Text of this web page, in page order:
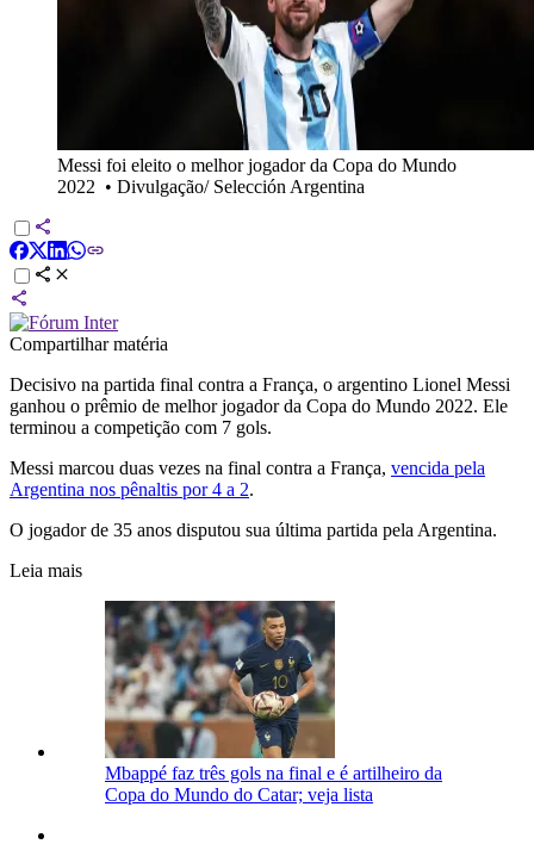
Messi foi eleito o melhor jogador da Copa do Mundo
2022 • Divulgação/ Selección Argentina
Compartilhar matéria
Decisivo na partida final contra a França, o argentino Lionel Messi
ganhou o prêmio de melhor jogador da Copa do Mundo 2022. Ele
terminou a competição com 7 gols.
Messi marcou duas vezes na final contra a França, vencida pela
Argentina nos pênaltis por 4 a 2.
O jogador de 35 anos disputou sua última partida pela Argentina.
Leia mais
Mbappé faz três gols na final e é artilheiro da
Copa do Mundo do Catar; veja lista